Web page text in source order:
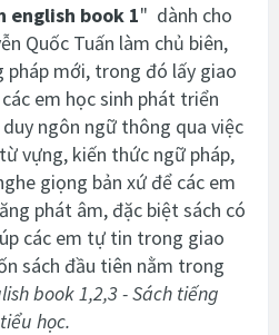
english book 1" dành cho
Quốc Tuấn làm chủ biên,
pháp mới, trong đó lấy giao
em học sinh phát triển
ngôn ngữ thông qua việc
vựng, kiến thức ngữ pháp,
giọng bản xứ để các em
phát âm, đặc biệt sách có
các em tự tin trong giao
sách đầu tiên nằm trong
book 1,2,3 - Sách tiếng
học.